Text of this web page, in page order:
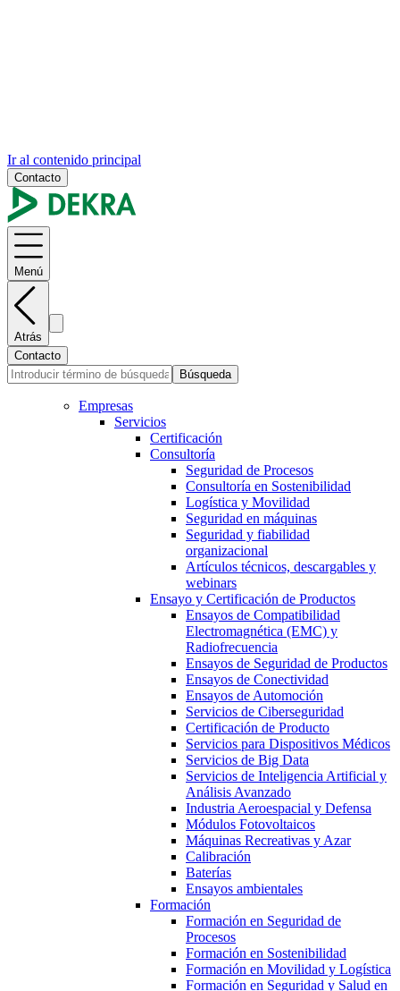
Ir al contenido principal
Contacto
Menú
Atrás
Contacto
Búsqueda
Empresas
Servicios
Certificación
Consultoría
Seguridad de Procesos
Consultoría en Sostenibilidad
Logística y Movilidad
Seguridad en máquinas
Seguridad y fiabilidad
organizacional
Artículos técnicos, descargables y
webinars
Ensayo y Certificación de Productos
Ensayos de Compatibilidad
Electromagnética (EMC) y
Radiofrecuencia
Ensayos de Seguridad de Productos
Ensayos de Conectividad
Ensayos de Automoción
Servicios de Ciberseguridad
Certificación de Producto
Servicios para Dispositivos Médicos
Servicios de Big Data
Servicios de Inteligencia Artificial y
Análisis Avanzado
Industria Aeroespacial y Defensa
Módulos Fotovoltaicos
Máquinas Recreativas y Azar
Calibración
Baterías
Ensayos ambientales
Formación
Formación en Seguridad de
Procesos
Formación en Sostenibilidad
Formación en Movilidad y Logística
Formación en Seguridad y Salud en